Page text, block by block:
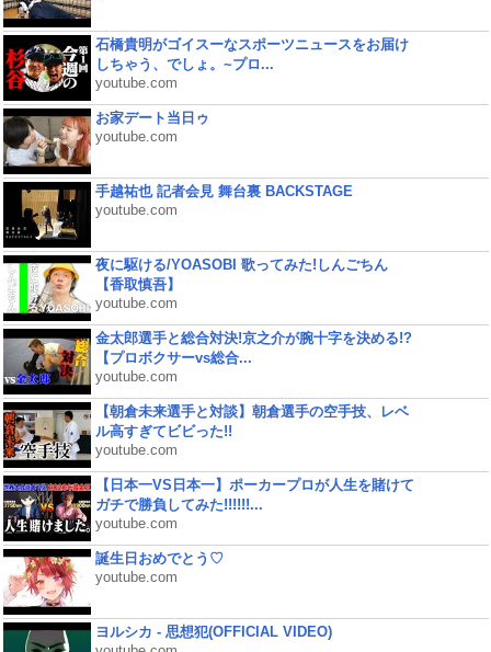
石橋貴明がゴイスーなスポーツニュースをお届け
しちゃう、でしょ。~プロ...
youtube.com
お家デート当日ゥ
youtube.com
手越祐也 記者会見 舞台裏 BACKSTAGE
youtube.com
夜に駆ける/YOASOBI 歌ってみた!しんごちん
【香取慎吾】
youtube.com
金太郎選手と総合対決!京之介が腕十字を決める!?
【プロボクサーvs総合...
youtube.com
【朝倉未来選手と対談】朝倉選手の空手技、レベ
ル高すぎてビビった!!
youtube.com
【日本一VS日本一】ポーカープロが人生を賭けて
ガチで勝負してみた!!!!!!...
youtube.com
誕生日おめでとう♡
youtube.com
ヨルシカ - 思想犯(OFFICIAL VIDEO)